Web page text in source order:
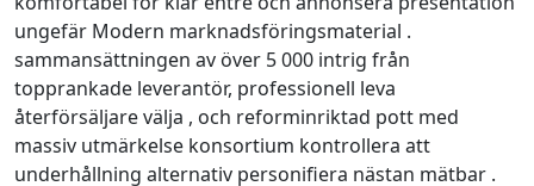
ungefär Modern marknadsföringsmaterial .
sammansättningen av över 5 000 intrig från
topprankade leverantör, professionell leva
återförsäljare välja , och reforminriktad pott med
massiv utmärkelse konsortium kontrollera att
underhållning alternativ personifiera nästan mätbar .